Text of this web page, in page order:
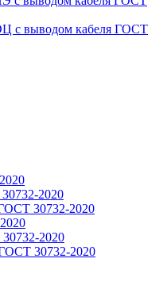
с выводом кабеля ГОСТ
2020
30732-2020
2020
30732-2020